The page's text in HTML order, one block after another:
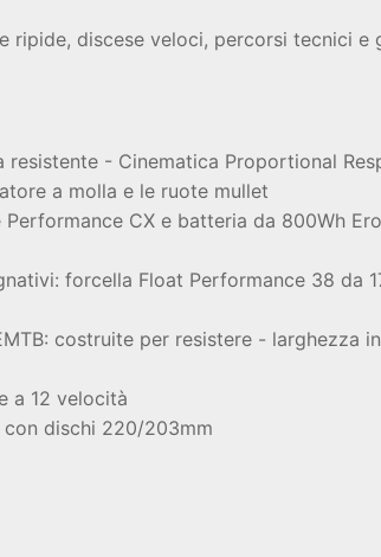
ripide, discese veloci, percorsi tecnici e
- Cinematica Proportional
a molla e le ruote mullet
CX e batteria da 800Wh
forcella Float Performance 38 da
costruite per resistere - larghezza
a 12 velocità
con dischi 220/203mm